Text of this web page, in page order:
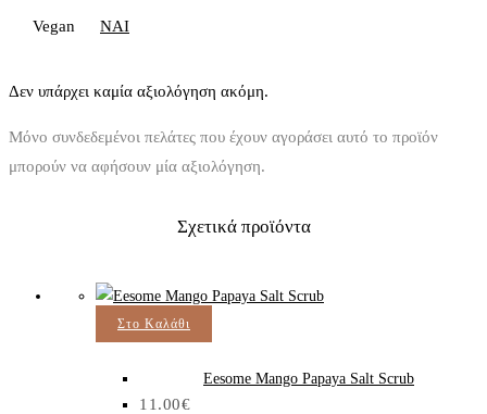
Vegan ΝΑΙ
Δεν υπάρχει καμία αξιολόγηση ακόμη.
Μόνο συνδεδεμένοι πελάτες που έχουν αγοράσει αυτό το προϊόν
μπορούν να αφήσουν μία αξιολόγηση.
Σχετικά προϊόντα
Στο Καλάθι
Eesome Mango Papaya Salt Scrub
11.00€